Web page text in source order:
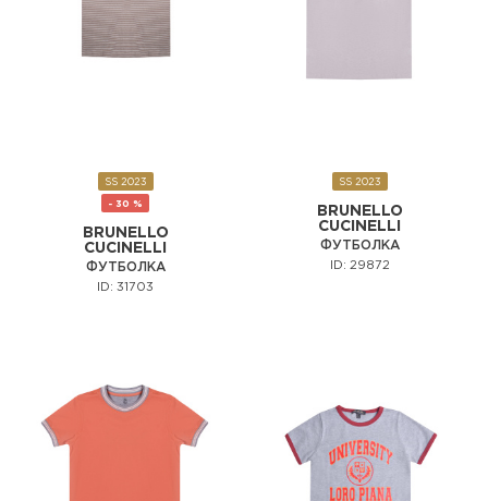
SS 2023
- 30 %
BRUNELLO
CUCINELLI
ФУТБОЛКА
ID: 31703
SS 2023
BRUNELLO
CUCINELLI
ФУТБОЛКА
ID: 29872